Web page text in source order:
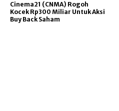
Cinema21 (CNMA) Rogoh
Kocek Rp300 Miliar Untuk Aksi
Buy Back Saham